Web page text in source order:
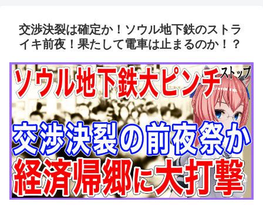
交渉決裂は確定か！ソウル地下鉄のストラ
イキ前夜！果たして電車は止まるのか！？